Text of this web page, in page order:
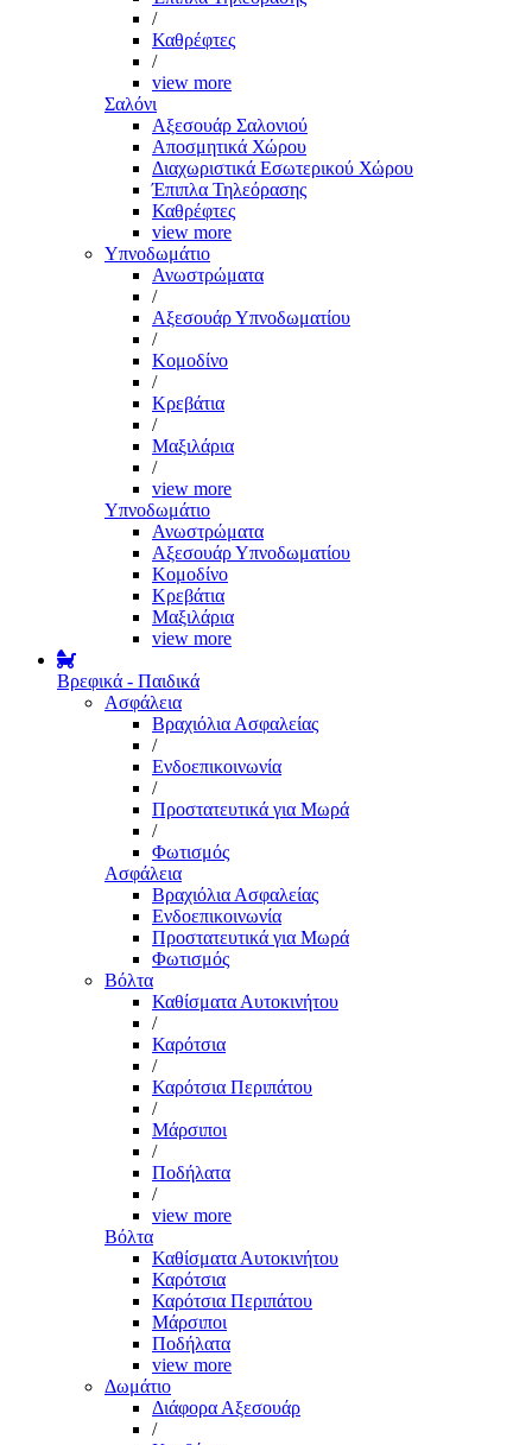
/
Καθρέφτες
/
view more
Σαλόνι
Αξεσουάρ Σαλονιού
Αποσμητικά Χώρου
Διαχωριστικά Εσωτερικού Χώρου
Έπιπλα Τηλεόρασης
Καθρέφτες
view more
Υπνοδωμάτιο
Ανωστρώματα
/
Αξεσουάρ Υπνοδωματίου
/
Κομοδίνο
/
Κρεβάτια
/
Μαξιλάρια
/
view more
Υπνοδωμάτιο
Ανωστρώματα
Αξεσουάρ Υπνοδωματίου
Κομοδίνο
Κρεβάτια
Μαξιλάρια
view more
Βρεφικά - Παιδικά
Ασφάλεια
Βραχιόλια Ασφαλείας
/
Ενδοεπικοινωνία
/
Προστατευτικά για Μωρά
/
Φωτισμός
Ασφάλεια
Βραχιόλια Ασφαλείας
Ενδοεπικοινωνία
Προστατευτικά για Μωρά
Φωτισμός
Βόλτα
Καθίσματα Αυτοκινήτου
/
Καρότσια
/
Καρότσια Περιπάτου
/
Μάρσιποι
/
Ποδήλατα
/
view more
Βόλτα
Καθίσματα Αυτοκινήτου
Καρότσια
Καρότσια Περιπάτου
Μάρσιποι
Ποδήλατα
view more
Δωμάτιο
Διάφορα Αξεσουάρ
/